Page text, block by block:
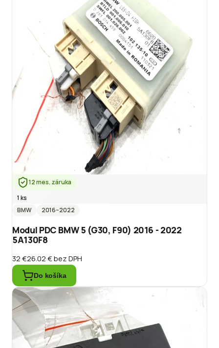
12 mes. záruka
1 ks
BMW
2016–2022
Modul PDC BMW 5 (G30, F90) 2016 - 2022
5A130F8
32 €26.02 €bez DPH
Do košíka